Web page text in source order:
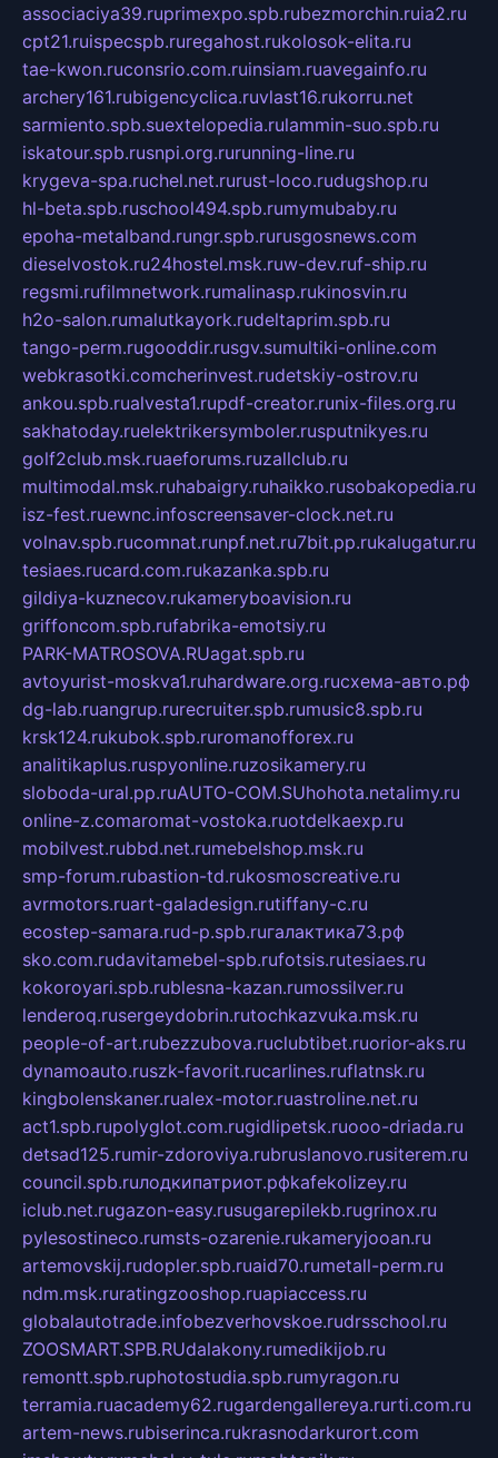
associaciya39.ruprimexpo.spb.rubezmorchin.ruia2.ru
cpt21.ruispecspb.ruregahost.rukolosok-elita.ru
tae-kwon.ruconsrio.com.ruinsiam.ruavegainfo.ru
archery161.rubigencyclica.ruvlast16.rukorru.net
sarmiento.spb.suextelopedia.rulammin-suo.spb.ru
iskatour.spb.rusnpi.org.rurunning-line.ru
krygeva-spa.ruchel.net.rurust-loco.rudugshop.ru
hl-beta.spb.ruschool494.spb.rumymubaby.ru
epoha-metalband.rungr.spb.rurusgosnews.com
dieselvostok.ru24hostel.msk.ruw-dev.ruf-ship.ru
regsmi.rufilmnetwork.rumalinasp.rukinosvin.ru
h2o-salon.rumalutkayork.rudeltaprim.spb.ru
tango-perm.rugooddir.rusgv.sumultiki-online.com
webkrasotki.comcherinvest.rudetskiy-ostrov.ru
ankou.spb.rualvesta1.rupdf-creator.runix-files.org.ru
sakhatoday.ruelektrikersymboler.rusputnikyes.ru
golf2club.msk.ruaeforums.ruzallclub.ru
multimodal.msk.ruhabaigry.ruhaikko.rusobakopedia.ru
isz-fest.ruewnc.infoscreensaver-clock.net.ru
volnav.spb.rucomnat.runpf.net.ru7bit.pp.rukalugatur.ru
tesiaes.rucard.com.rukazanka.spb.ru
gildiya-kuznecov.rukameryboavision.ru
griffoncom.spb.rufabrika-emotsiy.ru
PARK-MATROSOVA.RUagat.spb.ru
avtoyurist-moskva1.ruhardware.org.ruсхема-авто.рф
dg-lab.ruangrup.rurecruiter.spb.rumusic8.spb.ru
krsk124.rukubok.spb.ruromanofforex.ru
analitikaplus.ruspyonline.ruzosikamery.ru
sloboda-ural.pp.ruAUTO-COM.SUhohota.netalimy.ru
online-z.comaromat-vostoka.ruotdelkaexp.ru
mobilvest.rubbd.net.rumebelshop.msk.ru
smp-forum.rubastion-td.rukosmoscreative.ru
avrmotors.ruart-galadesign.rutiffany-c.ru
ecostep-samara.rud-p.spb.ruгалактика73.рф
sko.com.rudavitamebel-spb.rufotsis.rutesiaes.ru
kokoroyari.spb.rublesna-kazan.rumossilver.ru
lenderoq.rusergeydobrin.rutochkazvuka.msk.ru
people-of-art.rubezzubova.ruclubtibet.ruorior-aks.ru
dynamoauto.ruszk-favorit.rucarlines.ruflatnsk.ru
kingbolenskaner.rualex-motor.ruastroline.net.ru
act1.spb.rupolyglot.com.rugidlipetsk.ruooo-driada.ru
detsad125.rumir-zdoroviya.rubruslanovo.rusiterem.ru
council.spb.ruлодкипатриот.рфkafekolizey.ru
iclub.net.rugazon-easy.rusugarepilekb.rugrinox.ru
pylesostineco.rumsts-ozarenie.rukameryjooan.ru
artemovskij.rudopler.spb.ruaid70.rumetall-perm.ru
ndm.msk.ruratingzooshop.ruapiaccess.ru
globalautotrade.infobezverhovskoe.rudrsschool.ru
ZOOSMART.SPB.RUdalakony.rumedikijob.ru
remontt.spb.ruphotostudia.spb.rumyragon.ru
terramia.ruacademy62.rugardengallereya.rurti.com.ru
artem-news.rubiserinca.rukrasnodarkurort.com